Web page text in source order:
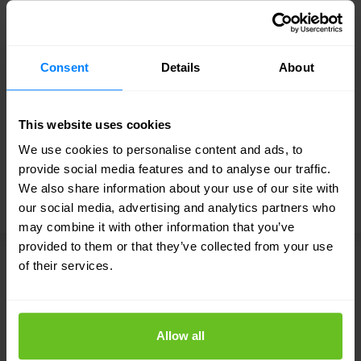
Consent Details About
This website uses cookies
We use cookies to personalise content and ads, to
provide social media features and to analyse our traffic.
We also share information about your use of our site with
our social media, advertising and analytics partners who
may combine it with other information that you’ve
provided to them or that they’ve collected from your use
of their services.
Allow all
NextWave Diamond Partner
Palo Alto Networks
SOLUTIONS CONNEXES
Adapté à vos besoins